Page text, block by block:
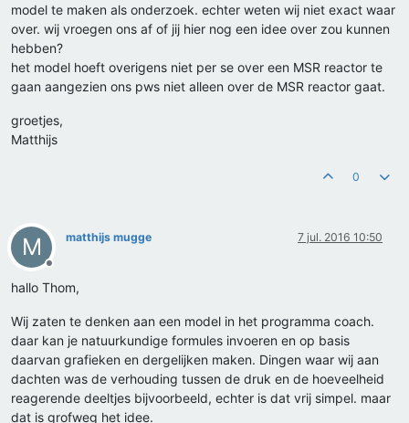
model te maken als onderzoek. echter weten wij niet exact waar
over. wij vroegen ons af of jij hier nog een idee over zou kunnen
hebben?
het model hoeft overigens niet per se over een MSR reactor te
gaan aangezien ons pws niet alleen over de MSR reactor gaat.
groetjes,
Matthijs
0
M
Offline
matthijs mugge 7 jul. 2016 10:50
hallo Thom,
Wij zaten te denken aan een model in het programma coach.
daar kan je natuurkundige formules invoeren en op basis
daarvan grafieken en dergelijken maken. Dingen waar wij aan
dachten was de verhouding tussen de druk en de hoeveelheid
reagerende deeltjes bijvoorbeeld, echter is dat vrij simpel. maar
dat is grofweg het idee.